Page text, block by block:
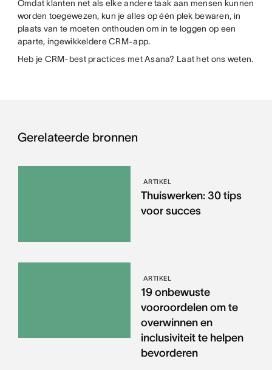
Omdat klanten net als elke andere taak aan mensen kunnen
worden toegewezen, kun je alles op één plek bewaren, in
plaats van te moeten onthouden om in te loggen op een
aparte, ingewikkeldere CRM-app.
Heb je CRM-best practices met Asana? Laat het ons weten.
Gerelateerde bronnen
ARTIKEL
Thuiswerken: 30 tips
voor succes
ARTIKEL
19 onbewuste
vooroordelen om te
overwinnen en
inclusiviteit te helpen
bevorderen